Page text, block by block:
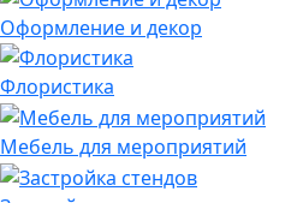
Оформление и декор
Флористика
Мебель для мероприятий